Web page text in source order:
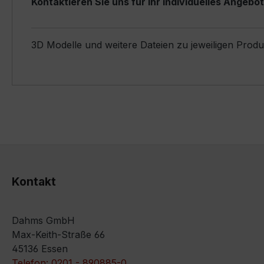
3D Modelle und weitere Dateien zu jeweiligen
Kontakt
Dahms GmbH
Max-Keith-Straße 66
45136 Essen